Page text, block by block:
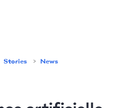
Stories News